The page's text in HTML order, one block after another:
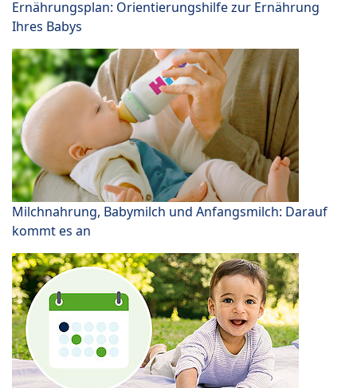
Ernährungsplan: Orientierungshilfe zur Ernährung
Ihres Babys
Milchnahrung, Babymilch und Anfangsmilch: Darauf
kommt es an